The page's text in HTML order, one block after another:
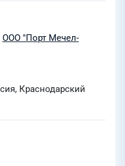
ООО "Порт Мечел-
Краснодарский